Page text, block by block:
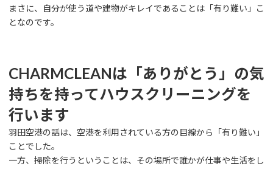
まさに、自分が使う道や建物がキレイであることは「有り難い」こ
となのです。
CHARMCLEANは「ありがとう」の気
持ちを持ってハウスクリーニングを
行います
羽田空港の話は、空港を利用されている方の目線から「有り難い」
ことでした。
一方、掃除を行うということは、その場所で誰かが仕事や生活をし